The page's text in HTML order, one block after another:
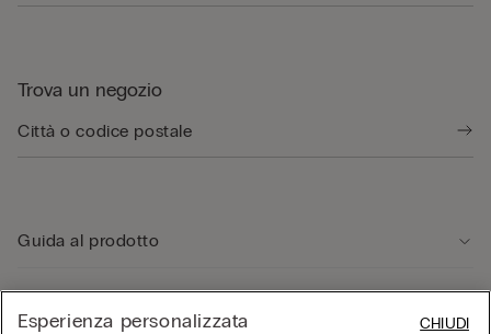
Trova un negozio
Guida al prodotto
Esperienza personalizzata CHIUDI